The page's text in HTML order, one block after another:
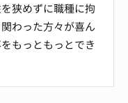
狭めずに職種に拘
わった方々が喜ん
もっともっとでき